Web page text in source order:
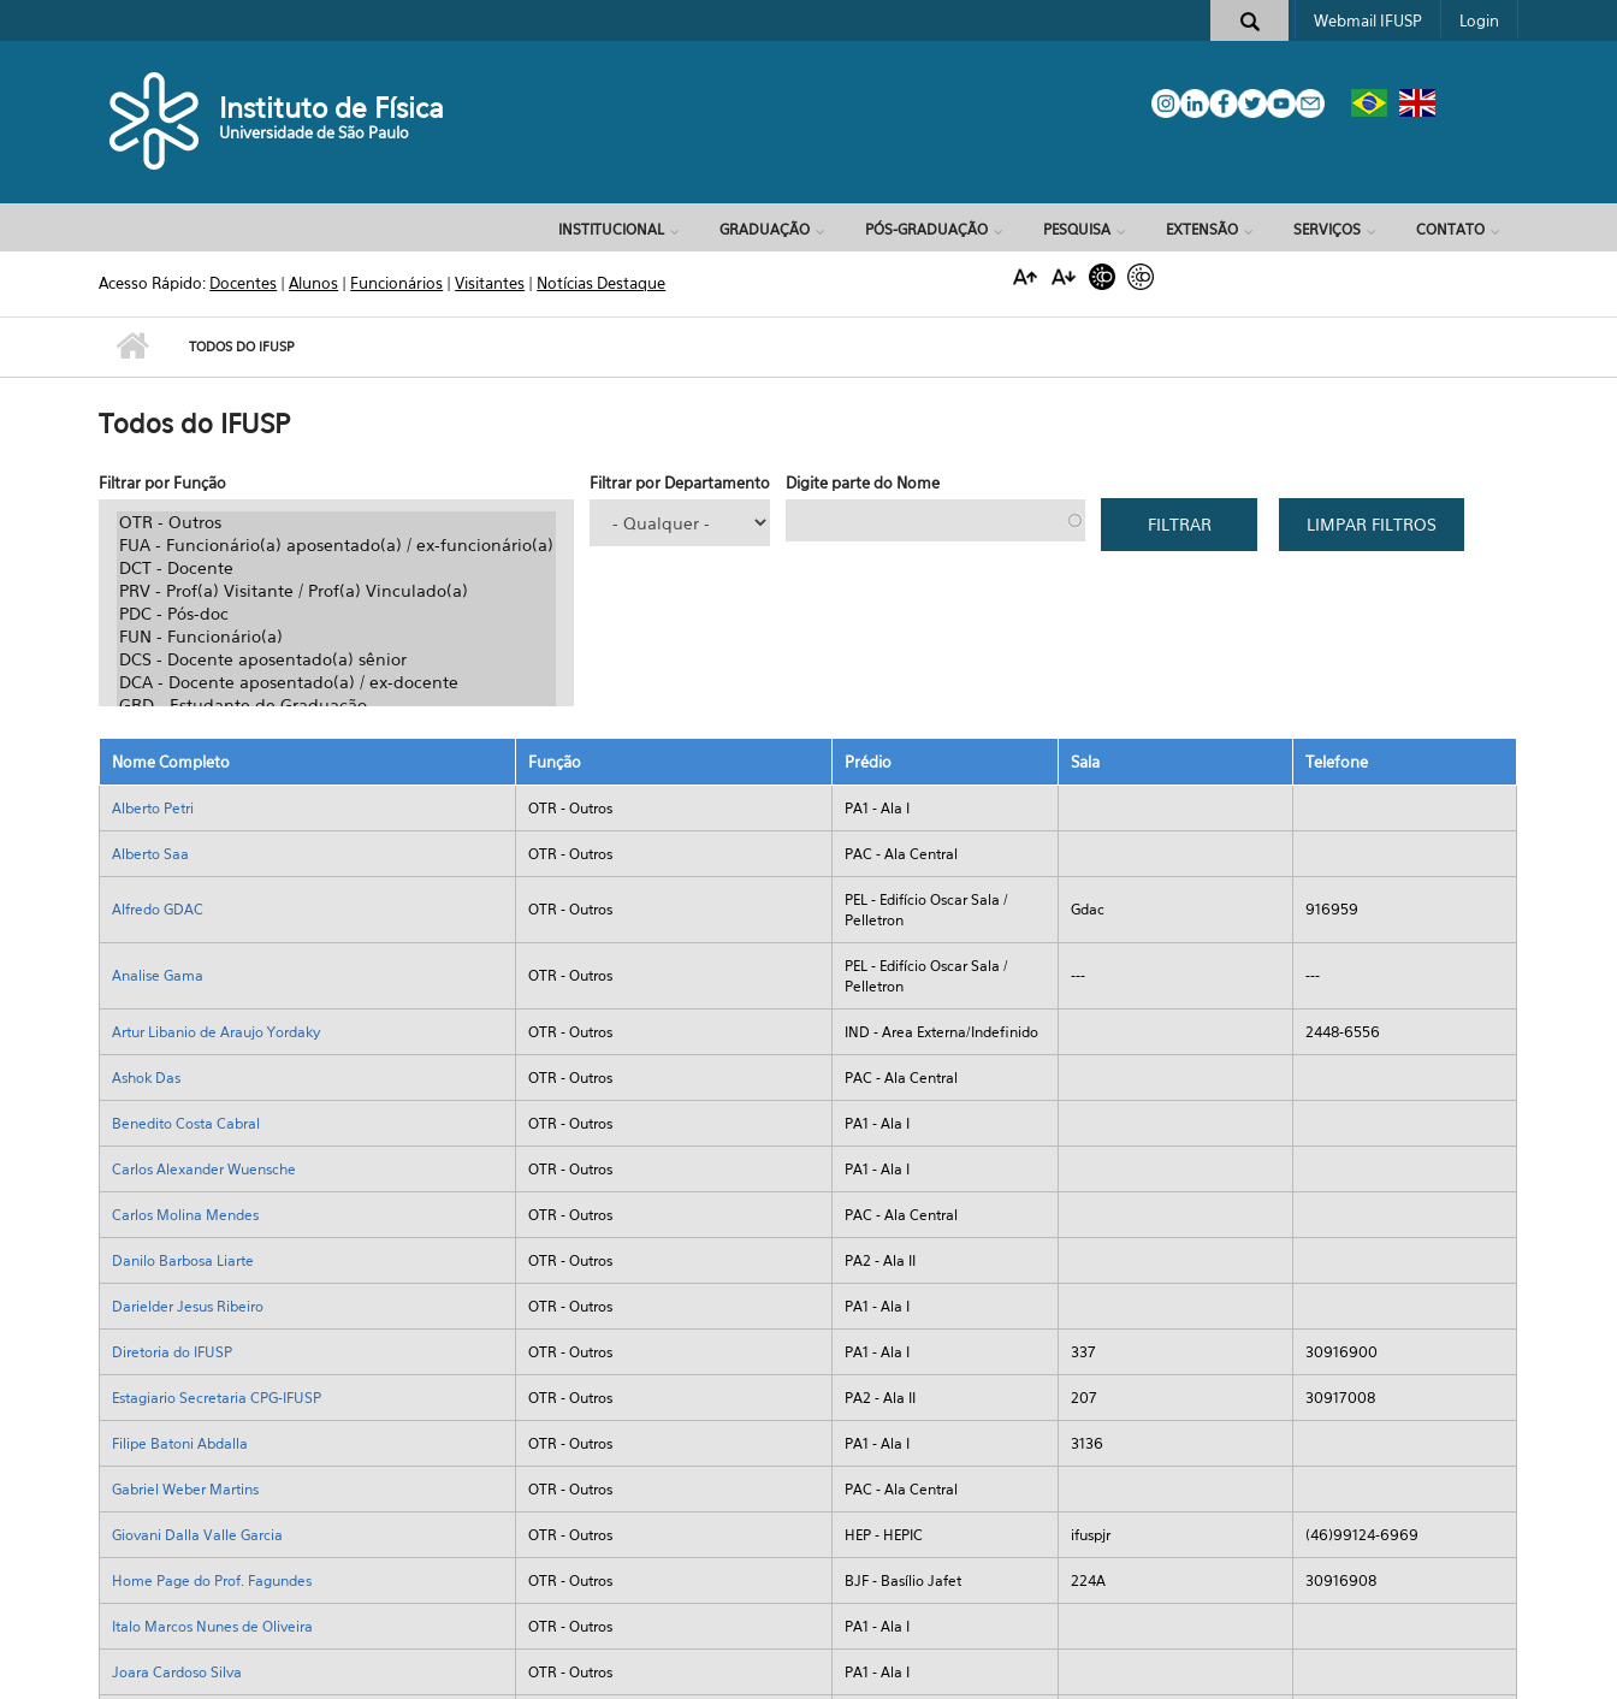
Formulário de busca
Webmail IFUSP Login
Instituto de Física
Universidade de São Paulo
INSTITUCIONAL GRADUAÇÃO PÓS-GRADUAÇÃO PESQUISA EXTENSÃO SERVIÇOS CONTATO
Acesso Rápido: Docentes |Alunos | Funcionários |Visitantes | Notícias Destaque
TODOS DO IFUSP
Todos do IFUSP
Filtrar por Função Filtrar por Departamento Digite parte do Nome
Nome Completo Função Prédio Sala Telefone
Alberto Petri OTR - Outros PA1 - Ala I
Alberto Saa OTR - Outros PAC - Ala Central
Alfredo GDAC OTR - Outros
PEL - Edifício Oscar Sala /
Pelletron
Gdac 916959
Analise Gama OTR - Outros
PEL - Edifício Oscar Sala /
Pelletron
--- ---
Artur Libanio de Araujo Yordaky OTR - Outros IND - Area Externa/Indefinido 2448-6556
Ashok Das OTR - Outros PAC - Ala Central
Benedito Costa Cabral OTR - Outros PA1 - Ala I
Carlos Alexander Wuensche OTR - Outros PA1 - Ala I
Carlos Molina Mendes OTR - Outros PAC - Ala Central
Danilo Barbosa Liarte OTR - Outros PA2 - Ala II
Darielder Jesus Ribeiro OTR - Outros PA1 - Ala I
Diretoria do IFUSP OTR - Outros PA1 - Ala I 337 30916900
Estagiario Secretaria CPG-IFUSP OTR - Outros PA2 - Ala II 207 30917008
Filipe Batoni Abdalla OTR - Outros PA1 - Ala I 3136
Gabriel Weber Martins OTR - Outros PAC - Ala Central
Giovani Dalla Valle Garcia OTR - Outros HEP - HEPIC ifuspjr (46)99124-6969
Home Page do Prof. Fagundes OTR - Outros BJF - Basílio Jafet 224A 30916908
Italo Marcos Nunes de Oliveira OTR - Outros PA1 - Ala I
Joara Cardoso Silva OTR - Outros PA1 - Ala I